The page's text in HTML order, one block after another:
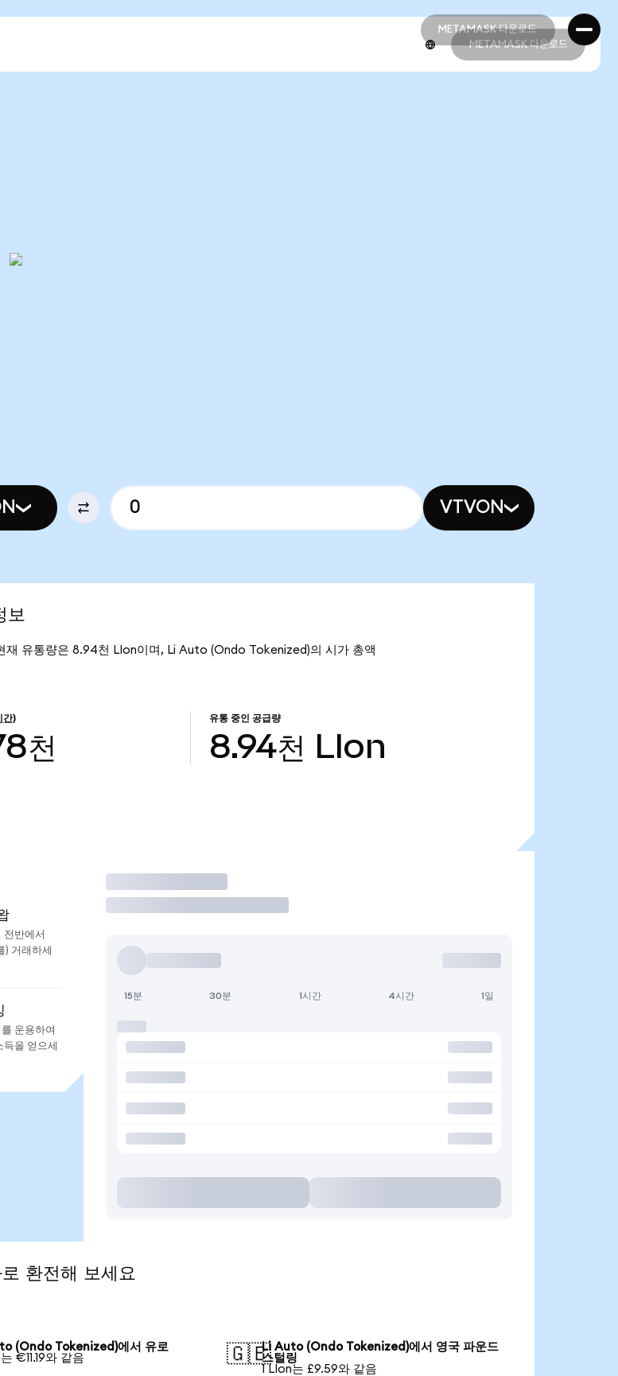
METAMASK 다운로드
METAMASK 다운로드
METAMASK 다운로드
VTVON
유통량은 8.94천 LIon이며, Li Auto (Ondo Tokenized)의 시가 총액
간)
천
유통 중인 공급량
8.94천 LIon
전반에서
) 거래하세
운용하여
득을 얻으세
거래
15분 30분 1시간 4시간 1일
환전해 보세요
(Ondo Tokenized)에서 유로
€11.19와 같음
🇬🇧Li Auto (Ondo Tokenized)에서 영국 파운드
스털링
1 LIon는 £9.59와 같음